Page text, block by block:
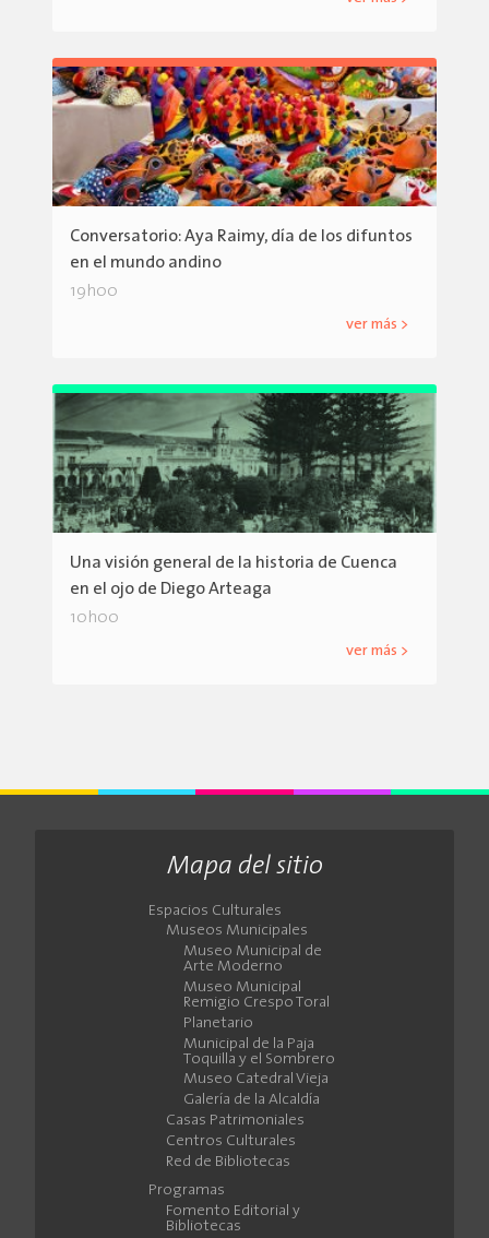
Conversatorio: Aya Raimy, día de los difuntos
en el mundo andino
19h00
ver más >
Una visión general de la historia de Cuenca
en el ojo de Diego Arteaga
10h00
ver más >
Mapa del sitio
Espacios Culturales
Museos Municipales
Museo Municipal de
Arte Moderno
Museo Municipal
Remigio Crespo Toral
Planetario
Municipal de la Paja
Toquilla y el Sombrero
Museo Catedral Vieja
Galería de la Alcaldía
Casas Patrimoniales
Centros Culturales
Red de Bibliotecas
Programas
Fomento Editorial y
Bibliotecas